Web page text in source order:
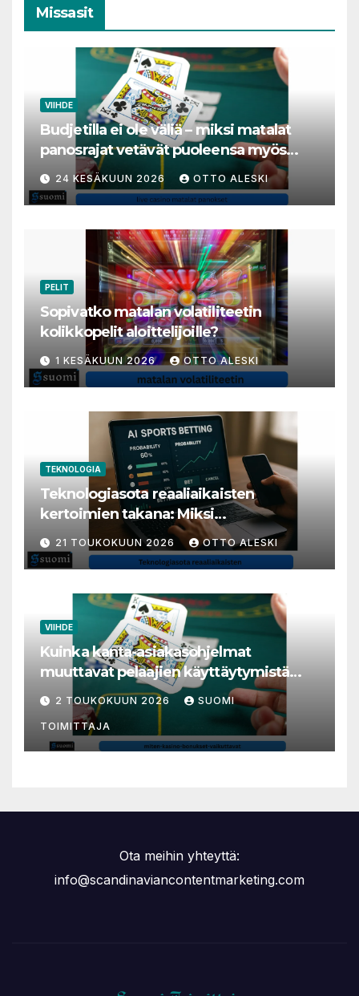
Missasit
VIIHDE
Budjetilla ei ole väliä – miksi matalat
panosrajat vetävät puoleensa myös
varakkaita harrastajia
24 KESÄKUUN 2026 OTTO ALESKI
PELIT
Sopivatko matalan volatiliteetin
kolikkopelit aloittelijoille?
1 KESÄKUUN 2026 OTTO ALESKI
TEKNOLOGIA
Teknologiasota reaaliaikaisten
kertoimien takana: Miksi
millisekunneista tuli livenäpyttelyn
tärkein valuutta
21 TOUKOKUUN 2026 OTTO ALESKI
VIIHDE
Kuinka kanta-asiakasohjelmat
muuttavat pelaajien käyttäytymistä
nettikasinoilla
2 TOUKOKUUN 2026 SUOMI
TOIMITTAJA
Ota meihin yhteyttä:
info@scandinaviancontentmarketing.com